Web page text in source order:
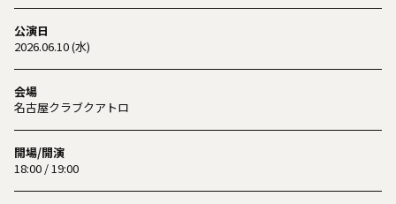
公演日
2026.06.10 (水)
会場
名古屋クラブクアトロ
開場/開演
18:00 / 19:00